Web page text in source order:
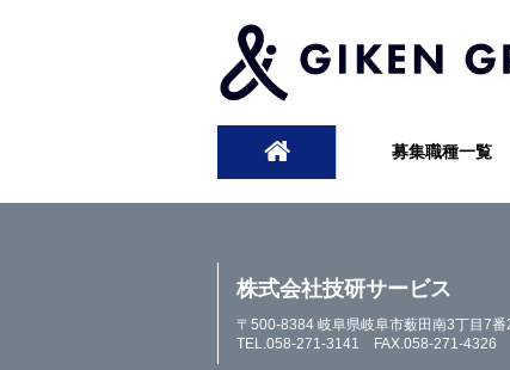
募集職種一覧
株式会社技研サービス
〒500-8384 岐阜県岐阜市薮田南3丁目7番
TEL.058-271-3141 FAX.058-271-4326